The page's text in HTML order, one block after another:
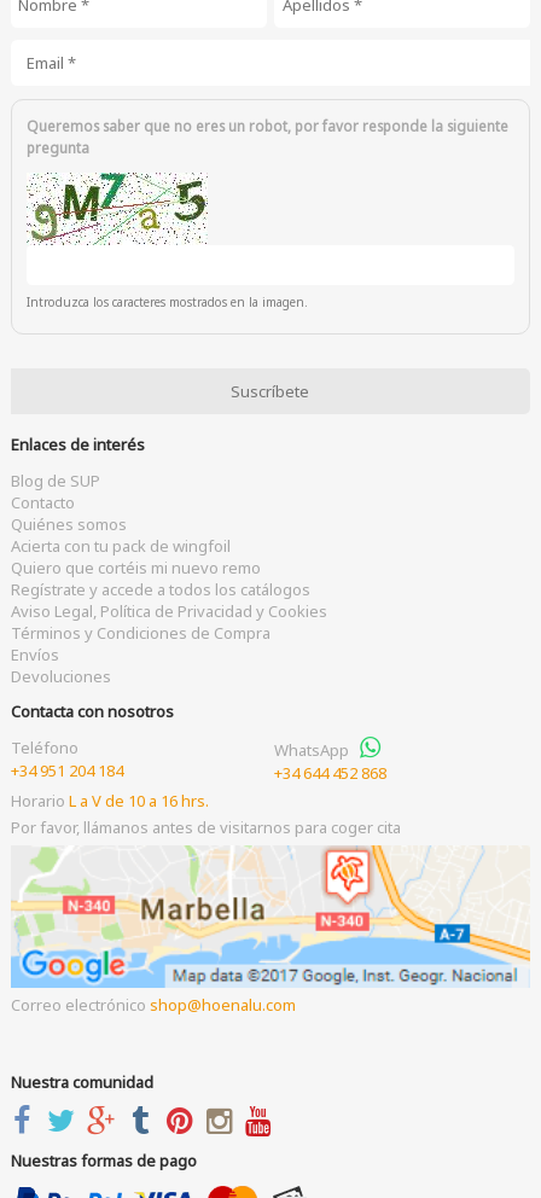
Queremos saber que no eres un robot, por favor responde la siguiente
pregunta
Introduzca los caracteres mostrados en la imagen.
Enlaces de interés
Blog de SUP
Contacto
Quiénes somos
Acierta con tu pack de wingfoil
Quiero que cortéis mi nuevo remo
Regístrate y accede a todos los catálogos
Aviso Legal, Política de Privacidad y Cookies
Términos y Condiciones de Compra
Envíos
Devoluciones
Contacta con nosotros
Teléfono
+34 951 204 184
WhatsApp
+34 644 452 868
Horario L a V de 10 a 16 hrs.
Por favor, llámanos antes de visitarnos para coger cita
Correo electrónico shop hoenalu.com
Nuestra comunidad
Nuestras formas de pago